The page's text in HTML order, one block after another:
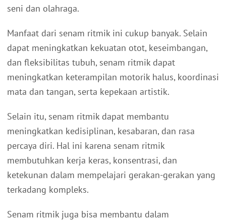
seni dan olahraga.
Manfaat dari senam ritmik ini cukup banyak. Selain
dapat meningkatkan kekuatan otot, keseimbangan,
dan fleksibilitas tubuh, senam ritmik dapat
meningkatkan keterampilan motorik halus, koordinasi
mata dan tangan, serta kepekaan artistik.
Selain itu, senam ritmik dapat membantu
meningkatkan kedisiplinan, kesabaran, dan rasa
percaya diri. Hal ini karena senam ritmik
membutuhkan kerja keras, konsentrasi, dan
ketekunan dalam mempelajari gerakan-gerakan yang
terkadang kompleks.
Senam ritmik juga bisa membantu dalam